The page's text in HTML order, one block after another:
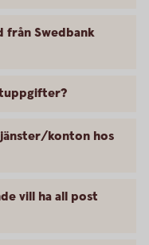
från Swedbank
konton hos
vill ha all post